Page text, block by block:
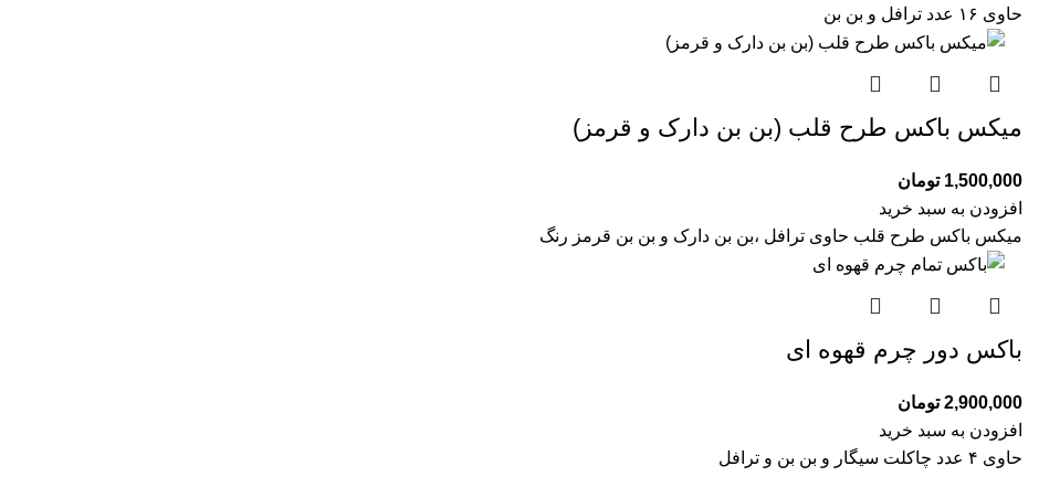
حاوی ۱۶ عدد ترافل و بن بن
میکس باکس طرح قلب (بن بن دارک و قرمز)
1,500,000 تومان
افزودن به سبد خرید
میکس باکس طرح قلب حاوی ترافل ،بن بن دارک و بن بن قرمز رنگ
باکس دور چرم قهوه ای
2,900,000 تومان
افزودن به سبد خرید
حاوی ۴ عدد چاکلت سیگار و بن بن و ترافل